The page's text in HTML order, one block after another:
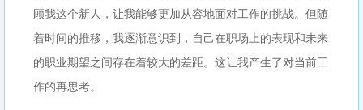
顾我这个新人，让我能够更加从容地面对工作的挑战。但随
着时间的推移，我逐渐意识到，自己在职场上的表现和未来
的职业期望之间存在着较大的差距。这让我产生了对当前工
作的再思考。